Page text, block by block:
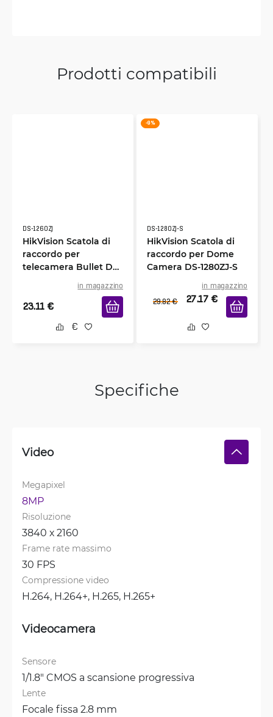
Prodotti compatibili
DS-1260ZJ
HikVision Scatola di
raccordo per
telecamera Bullet DS-
in magazzino
23.11 €
-9 %
DS-1280ZJ-S
HikVision Scatola di
raccordo per Dome
Camera DS-1280ZJ-S
in magazzino
29.82 € 27.17 €
Specifiche
Video
Megapixel
8MP
Risoluzione
3840 х 2160
Frame rate massimo
30 FPS
Compressione video
H.264, H.264+, H.265, H.265+
Videocamera
Sensore
1/1.8" CMOS a scansione progressiva
Lente
Focale fissa 2.8 mm